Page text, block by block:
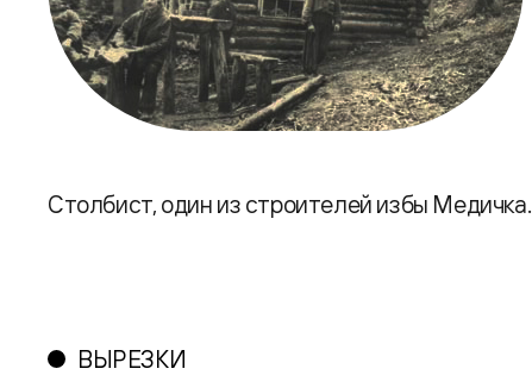
Столбист, один из строителей избы Медичка.
ВЫРЕЗКИ